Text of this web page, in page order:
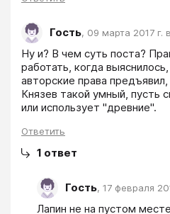
Гость, 09 марта 2017 г.
Ну и? В чем суть поста?
работать, когда
авторские права
Князев такой умный, пусть
или использует "древние".
Ответить
1 ответ
Гость, 17 февраля
Лапин не на пустом